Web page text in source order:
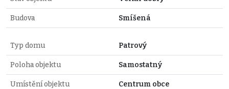
Budova Smíšená
Typ domu Patrový
Poloha objektu Samostatný
Umístění objektu Centrum obce